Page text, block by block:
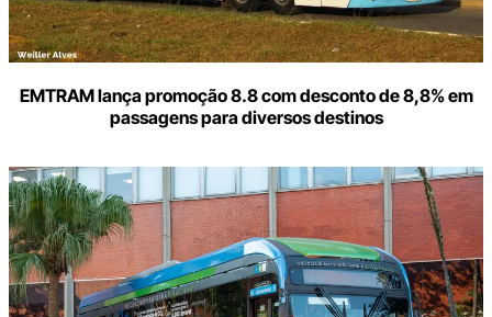
EMTRAM lança promoção 8.8 com desconto de 8,8% em
passagens para diversos destinos